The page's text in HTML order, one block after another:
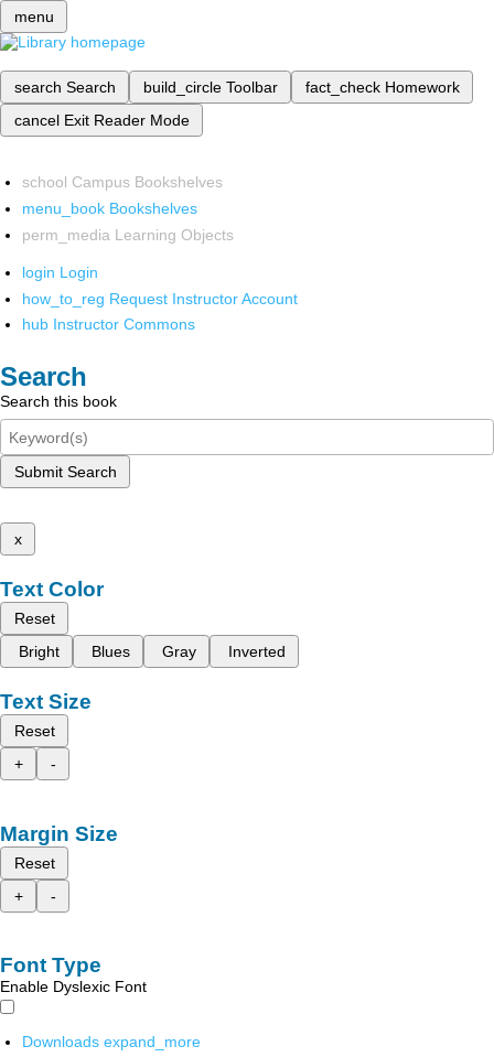
menu
search Search build_circle Toolbar fact_check Homework
cancel Exit Reader Mode
school Campus Bookshelves
menu_book Bookshelves
perm_media Learning Objects
login Login
how_to_reg Request Instructor Account
hub Instructor Commons
Search
Search this book
Submit Search
x
Text Color
Reset
Bright
Blues Gray Inverted
Text Size
Reset
+
-
Margin Size
Reset
+
-
Font Type
Enable Dyslexic Font
Downloads expand_more